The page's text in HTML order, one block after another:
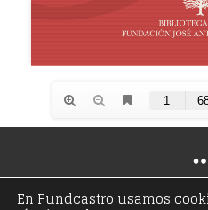
En Fundcastro usamos